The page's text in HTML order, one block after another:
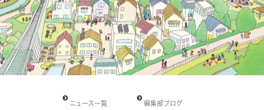
ニュース一覧 編集部ブログ